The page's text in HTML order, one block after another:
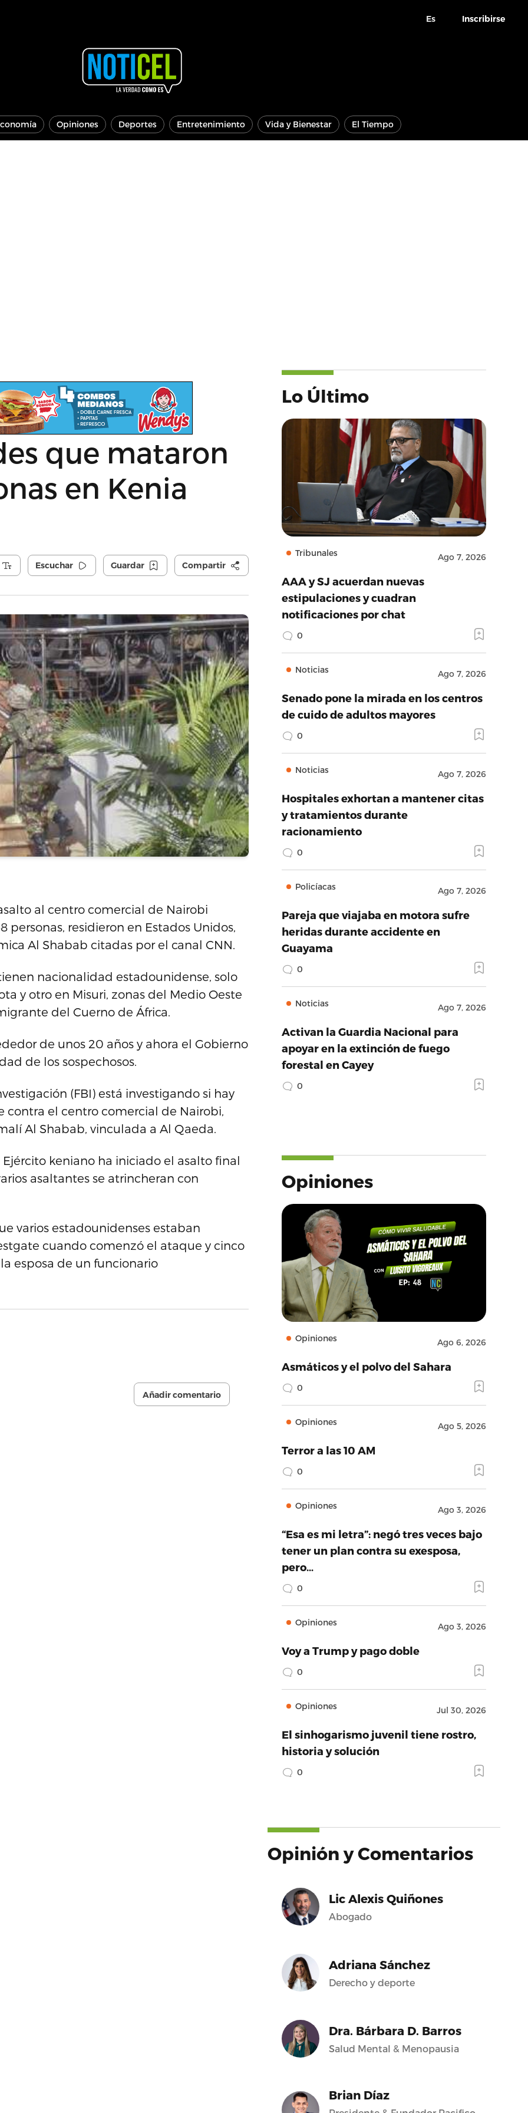
Es Inscribirse
Opiniones Deportes Entretenimiento Vida y Bienestar El Tiempo
que mataron
en Kenia
Escuchar Guardar Compartir
al centro comercial de Nairobi
residieron en Estados Unidos,
Al Shabab citadas por el canal CNN.
nacionalidad estadounidense, solo
y otro en Misuri, zonas del Medio Oeste
del Cuerno de África.
de unos 20 años y ahora el Gobierno
de los sospechosos.
(FBI) está investigando si hay
el centro comercial de Nairobi,
Al Shabab, vinculada a Al Qaeda.
keniano ha iniciado el asalto final
asaltantes se atrincheran con
varios estadounidenses estaban
cuando comenzó el ataque y cinco
esposa de un funcionario
Añadir comentario
Lo Último
Tribunales Ago 7, 2026
AAA y SJ acuerdan nuevas
estipulaciones y cuadran
notificaciones por chat
0
Noticias Ago 7, 2026
Senado pone la mirada en los centros
de cuido de adultos mayores
0
Noticias Ago 7, 2026
Hospitales exhortan a mantener citas
y tratamientos durante
racionamiento
0
Policíacas Ago 7, 2026
Pareja que viajaba en motora sufre
heridas durante accidente en
Guayama
0
Noticias Ago 7, 2026
Activan la Guardia Nacional para
apoyar en la extinción de fuego
forestal en Cayey
0
Opiniones
Opiniones Ago 6, 2026
Asmáticos y el polvo del Sahara
0
Opiniones Ago 5, 2026
Terror a las 10 AM
0
Opiniones Ago 3, 2026
“Esa es mi letra”: negó tres veces bajo
tener un plan contra su exesposa,
pero…
0
Opiniones Ago 3, 2026
Voy a Trump y pago doble
0
Opiniones Jul 30, 2026
El sinhogarismo juvenil tiene rostro,
historia y solución
0
Opinión y Comentarios
Lic Alexis Quiñones
Abogado
Adriana Sánchez
Derecho y deporte
Dra. Bárbara D. Barros
Salud Mental & Menopausia
Brian Díaz